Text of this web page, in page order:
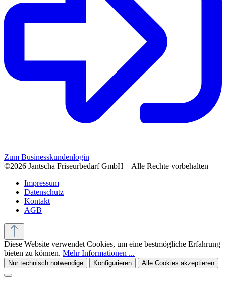
Zum Businesskundenlogin
©2026 Jantscha Friseurbedarf GmbH – Alle Rechte vorbehalten
Impressum
Datenschutz
Kontakt
AGB
Diese Website verwendet Cookies, um eine bestmögliche Erfahrung
bieten zu können. Mehr Informationen ...
Nur technisch notwendige Konfigurieren Alle Cookies akzeptieren